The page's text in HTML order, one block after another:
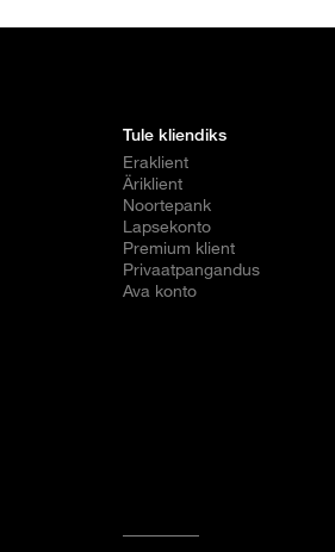
Tule kliendiks
Eraklient
Äriklient
Noortepank
Lapsekonto
Premium klient
Privaatpangandus
Ava konto